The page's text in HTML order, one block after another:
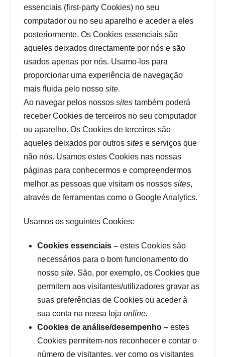
essenciais (first-party Cookies) no seu
computador ou no seu aparelho e aceder a eles
posteriormente. Os Cookies essenciais são
aqueles deixados directamente por nós e são
usados apenas por nós. Usamo-los para
proporcionar uma experiência de navegação
mais fluida pelo nossosite.
Ao navegar pelos nossossites também poderá
receber Cookies de terceiros no seu computador
ou aparelho. Os Cookies de terceiros são
aqueles deixados por outrossites e serviços que
não nós. Usamos estes Cookies nas nossas
páginas para conhecermos e compreendermos
melhor as pessoas que visitam os nossossites,
através de ferramentas como o Google Analytics.
Usamos os seguintes Cookies:
Cookies essenciais – estes Cookies são
necessários para o bom funcionamento do
nosso site. São, por exemplo, os Cookies que
permitem aos visitantes/utilizadores gravar as
suas preferências de Cookies ou aceder à
sua conta na nossa loja online.
Cookies de análise/desempenho – estes
Cookies permitem-nos reconhecer e contar o
número de visitantes, ver como os visitantes